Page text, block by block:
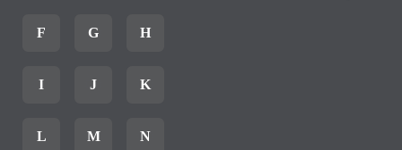
F G H
I J K
L M N